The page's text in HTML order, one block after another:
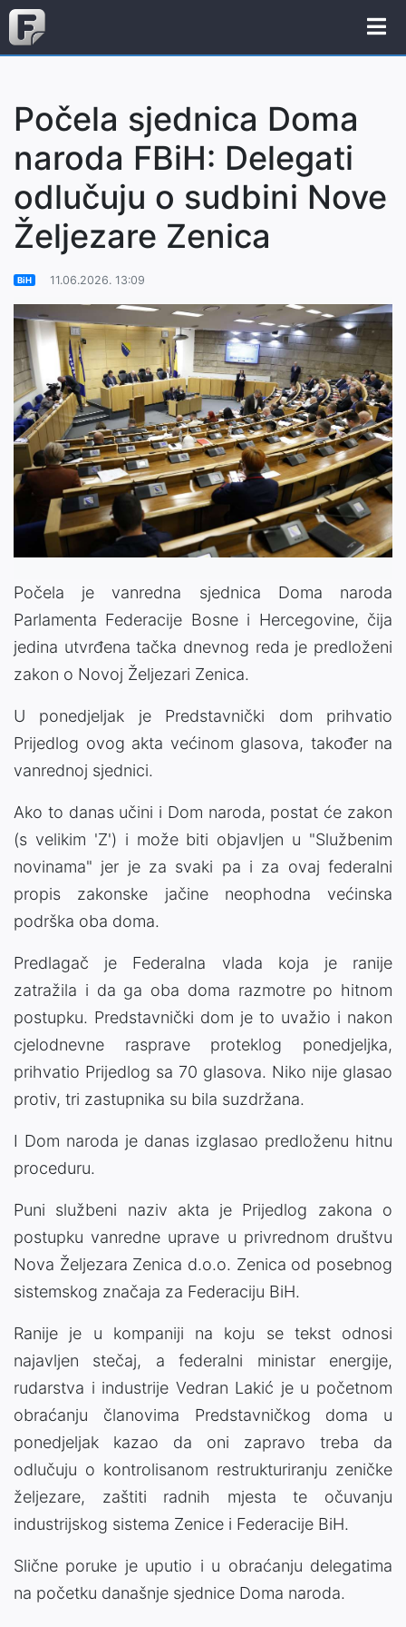
Počela sjednica Doma
naroda FBiH: Delegati
odlučuju o sudbini Nove
Željezare Zenica
BiH 11.06.2026. 13:09
Počela je vanredna sjednica Doma naroda
Parlamenta Federacije Bosne i Hercegovine, čija
jedina utvrđena tačka dnevnog reda je predloženi
zakon o Novoj Željezari Zenica.
U ponedjeljak je Predstavnički dom prihvatio
Prijedlog ovog akta većinom glasova, također na
vanrednoj sjednici.
Ako to danas učini i Dom naroda, postat će zakon
(s velikim 'Z') i može biti objavljen u "Službenim
novinama" jer je za svaki pa i za ovaj federalni
propis zakonske jačine neophodna većinska
podrška oba doma.
Predlagač je Federalna vlada koja je ranije
zatražila i da ga oba doma razmotre po hitnom
postupku. Predstavnički dom je to uvažio i nakon
cjelodnevne rasprave proteklog ponedjeljka,
prihvatio Prijedlog sa 70 glasova. Niko nije glasao
protiv, tri zastupnika su bila suzdržana.
I Dom naroda je danas izglasao predloženu hitnu
proceduru.
Puni službeni naziv akta je Prijedlog zakona o
postupku vanredne uprave u privrednom društvu
Nova Željezara Zenica d.o.o. Zenica od posebnog
sistemskog značaja za Federaciju BiH.
Ranije je u kompaniji na koju se tekst odnosi
najavljen stečaj, a federalni ministar energije,
rudarstva i industrije Vedran Lakić je u početnom
obraćanju članovima Predstavničkog doma u
ponedjeljak kazao da oni zapravo treba da
odlučuju o kontrolisanom restrukturiranju zeničke
željezare, zaštiti radnih mjesta te očuvanju
industrijskog sistema Zenice i Federacije BiH.
Slične poruke je uputio i u obraćanju delegatima
na početku današnje sjednice Doma naroda.